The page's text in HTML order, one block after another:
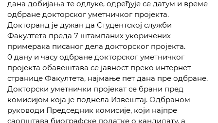
дана добијања те одлуке, одређује се датум и време
одбране докторског уметничког пројекта.
Докторанд је дужан да Студентској служби
Факултета преда 7 штампаних укоричених
примерака писаног дела докторског пројекта.
0 дану и часу одбране докторског уметничког
пројекта обавештава се јавност преко интернет
странице Факултета, најмање пет дана пре одбране.
Докторски уметнички пројекат се брани пред
комисијом која је поднела Извештај. Одбраном
руководи Председник комисије, који најпре
саопштава биографске податке о кандидату, а